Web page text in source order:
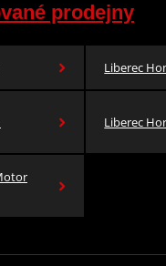
prodejny
Liberec
Liberec